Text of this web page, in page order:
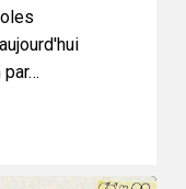
par…